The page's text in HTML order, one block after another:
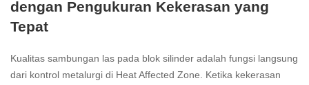
dengan Pengukuran Kekerasan yang
Tepat
Kualitas sambungan las pada blok silinder adalah fungsi langsung
dari kontrol metalurgi di Heat Affected Zone. Ketika kekerasan